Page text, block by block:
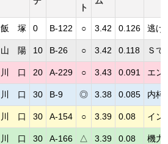
ト
飯 塚 0 B-122 ○ 3.42 0.126 逃げ
山 陽 10 B-26 ○ 3.42 0.118 Ｓで
川 口 20 A-229 ○ 3.43 0.091 エン
川 口 30 B-9 ◎ 3.38 0.085 内枠
川 口 30 A-154 ○ 3.39 0.08 イン
川 口 30 A-166 △ 3.39 0.08 機力